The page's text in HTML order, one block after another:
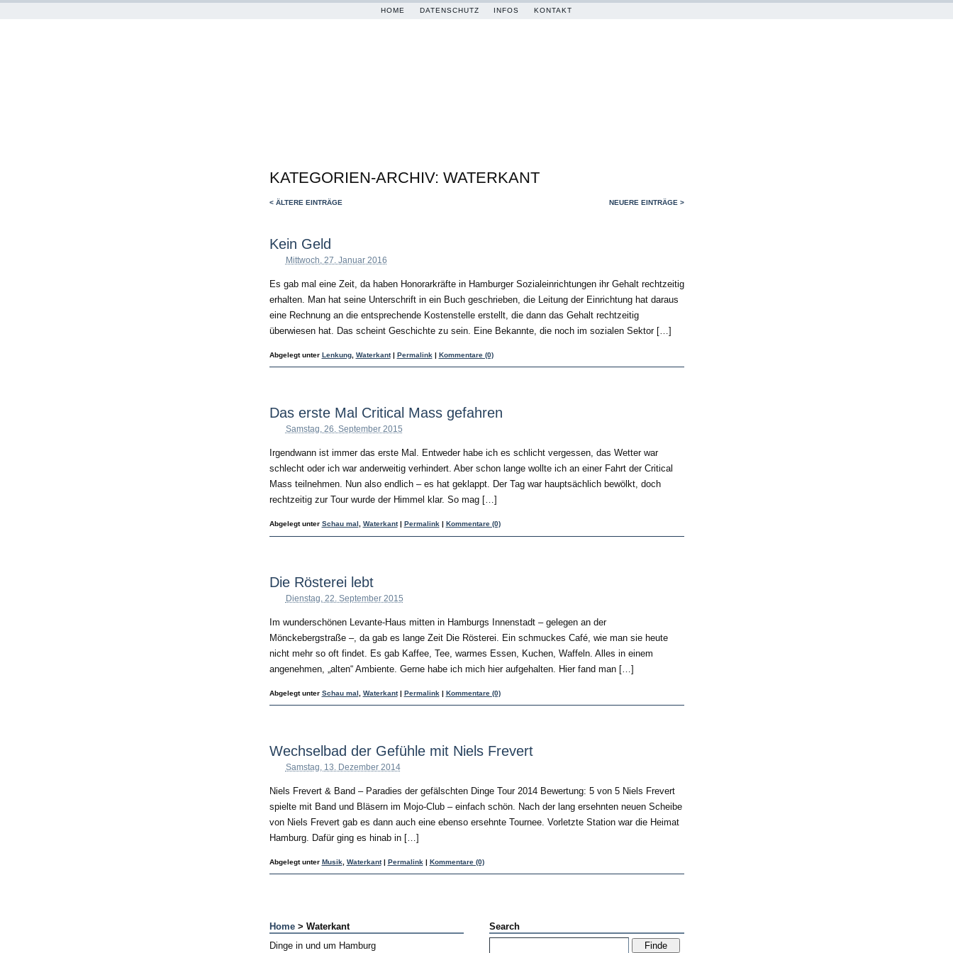
HOME DATENSCHUTZ INFOS KONTAKT
KATEGORIEN-ARCHIV: WATERKANT
< ÄLTERE EINTRÄGE NEUERE EINTRÄGE >
Kein Geld
Mittwoch, 27. Januar 2016
Es gab mal eine Zeit, da haben Honorarkräfte in Hamburger Sozialeinrichtungen ihr Gehalt rechtzeitig
erhalten. Man hat seine Unterschrift in ein Buch geschrieben, die Leitung der Einrichtung hat daraus
eine Rechnung an die entsprechende Kostenstelle erstellt, die dann das Gehalt rechtzeitig
überwiesen hat. Das scheint Geschichte zu sein. Eine Bekannte, die noch im sozialen Sektor […]
Abgelegt unter Lenkung, Waterkant | Permalink | Kommentare (0)
Das erste Mal Critical Mass gefahren
Samstag, 26. September 2015
Irgendwann ist immer das erste Mal. Entweder habe ich es schlicht vergessen, das Wetter war
schlecht oder ich war anderweitig verhindert. Aber schon lange wollte ich an einer Fahrt der Critical
Mass teilnehmen. Nun also endlich – es hat geklappt. Der Tag war hauptsächlich bewölkt, doch
rechtzeitig zur Tour wurde der Himmel klar. So mag […]
Abgelegt unter Schau mal , Waterkant Permalink Kommentare (0)
Die Rösterei lebt
Dienstag, 22. September 2015
Im wunderschönen Levante-Haus mitten in Hamburgs Innenstadt – gelegen an der
Mönckebergstraße –, da gab es lange Zeit Die Rösterei. Ein schmuckes Café, wie man sie heute
nicht mehr so oft findet. Es gab Kaffee, Tee, warmes Essen, Kuchen, Waffeln. Alles in einem
angenehmen, „alten“ Ambiente. Gerne habe ich mich hier aufgehalten. Hier fand man […]
Abgelegt unter Schau mal Waterkant | Permalink | Kommentare (0)
Wechselbad der Gefühle mit Niels Frevert
Samstag, 13. Dezember 2014
Niels Frevert & Band – Paradies der gefälschten Dinge Tour 2014 Bewertung: 5 von 5 Niels Frevert
spielte mit Band und Bläsern im Mojo-Club – einfach schön. Nach der lang ersehnten neuen Scheibe
von Niels Frevert gab es dann auch eine ebenso ersehnte Tournee. Vorletzte Station war die Heimat
Hamburg. Dafür ging es hinab in […]
Abgelegt unter Musik Waterkant | Permalink | Kommentare (0)
Home> Waterkant
Dinge in und um Hamburg
Search